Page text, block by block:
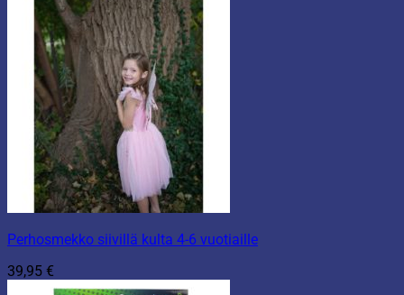
Perhosmekko siivillä kulta 4-6 vuotiaille
39,95 €